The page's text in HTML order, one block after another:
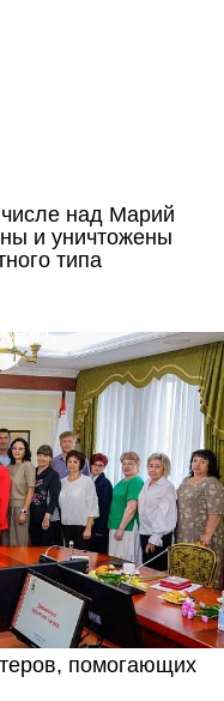
над Марий
и уничтожены
типа
помогающих